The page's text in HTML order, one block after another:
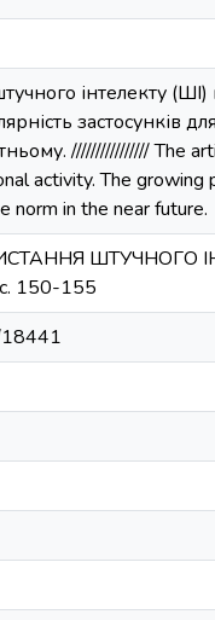
інтелекту (ШІ)
застосунків
//////////////// The
activity. The
norm in the near future.
ШТУЧНОГО
150-155